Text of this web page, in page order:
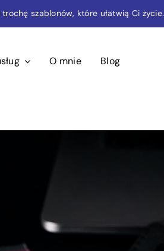
szablonów, które ułatwią Ci życie.
O mnie Blog